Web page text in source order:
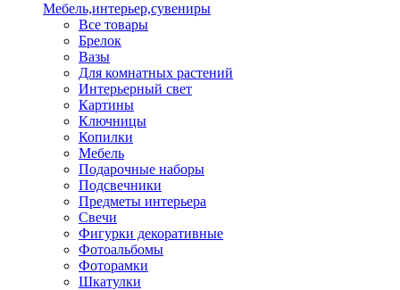
Мебель,интерьер,сувениры
Все товары
Брелок
Вазы
Для комнатных растений
Интерьерный свет
Картины
Ключницы
Копилки
Мебель
Подарочные наборы
Подсвечники
Предметы интерьера
Свечи
Фигурки декоративные
Фотоальбомы
Фоторамки
Шкатулки